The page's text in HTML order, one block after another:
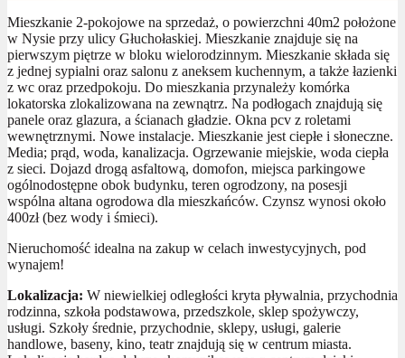
Mieszkanie 2-pokojowe na sprzedaż, o powierzchni 40m2 położone
w Nysie przy ulicy Głuchołaskiej. Mieszkanie znajduje się na
pierwszym piętrze w bloku wielorodzinnym. Mieszkanie składa się
z jednej sypialni oraz salonu z aneksem kuchennym, a także łazienki
z wc oraz przedpokoju. Do mieszkania przynależy komórka
lokatorska zlokalizowana na zewnątrz. Na podłogach znajdują się
panele oraz glazura, a ścianach gładzie. Okna pcv z roletami
wewnętrznymi. Nowe instalacje. Mieszkanie jest ciepłe i słoneczne.
Media; prąd, woda, kanalizacja. Ogrzewanie miejskie, woda ciepła
z sieci. Dojazd drogą asfaltową, domofon, miejsca parkingowe
ogólnodostępne obok budynku, teren ogrodzony, na posesji
wspólna altana ogrodowa dla mieszkańców. Czynsz wynosi około
400zł (bez wody i śmieci).
Nieruchomość idealna na zakup w celach inwestycyjnych, pod
wynajem!
Lokalizacja: W niewielkiej odległości kryta pływalnia, przychodnia
rodzinna, szkoła podstawowa, przedszkole, sklep spożywczy,
usługi. Szkoły średnie, przychodnie, sklepy, usługi, galerie
handlowe, baseny, kino, teatr znajdują się w centrum miasta.